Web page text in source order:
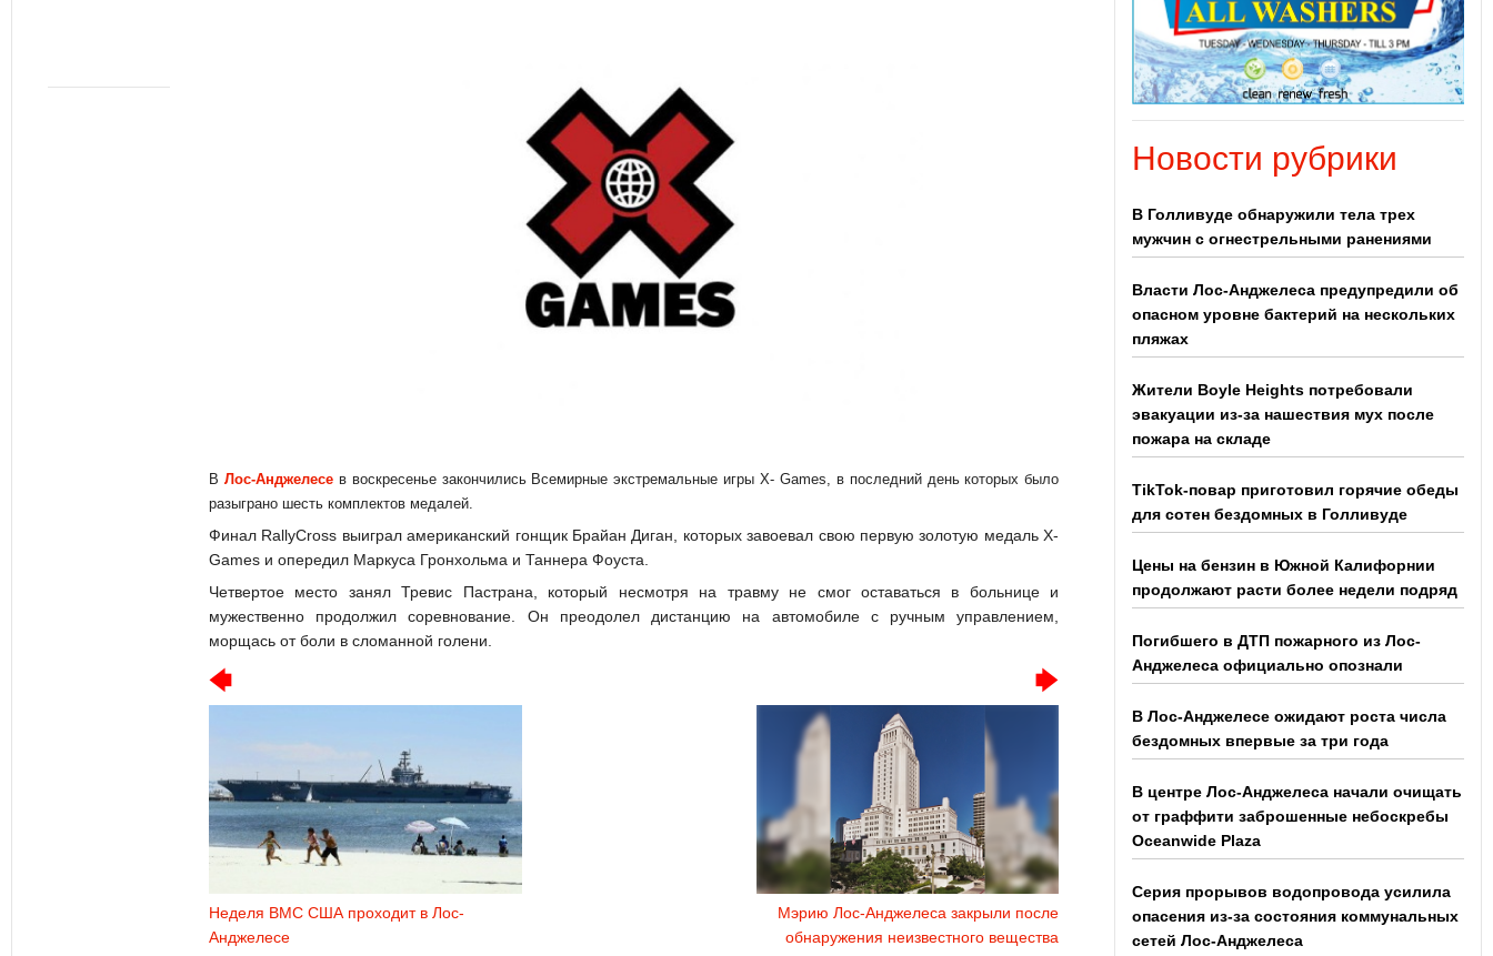
В Лос-Анджелесев воскресенье закончились Всемирные экстремальные игры X- Games, в последний день которых было
разыграно шесть комплектов медалей.
Финал RallyCross выиграл американский гонщик Брайан Диган, которых завоевал свою первую золотую медаль X-
Games и опередил Маркуса Гронхольма и Таннера Фоуста.
Четвертое место занял Тревис Пастрана, который несмотря на травму не смог оставаться в больнице и
мужественно продолжил соревнование. Он преодолел дистанцию на автомобиле с ручным управлением,
морщась от боли в сломанной голени.
Неделя ВМС США проходит в Лос-
Анджелесе
Мэрию Лос-Анджелеса закрыли после
обнаружения неизвестного вещества
Новости рубрики
В Голливуде обнаружили тела трех
мужчин с огнестрельными ранениями
Власти Лос-Анджелеса предупредили об
опасном уровне бактерий на нескольких
пляжах
Жители Boyle Heights потребовали
эвакуации из-за нашествия мух после
пожара на складе
TikTok-повар приготовил горячие обеды
для сотен бездомных в Голливуде
Цены на бензин в Южной Калифорнии
продолжают расти более недели подряд
Погибшего в ДТП пожарного из Лос-
Анджелеса официально опознали
В Лос-Анджелесе ожидают роста числа
бездомных впервые за три года
В центре Лос-Анджелеса начали очищать
от граффити заброшенные небоскребы
Oceanwide Plaza
Серия прорывов водопровода усилила
опасения из-за состояния коммунальных
сетей Лос-Анджелеса